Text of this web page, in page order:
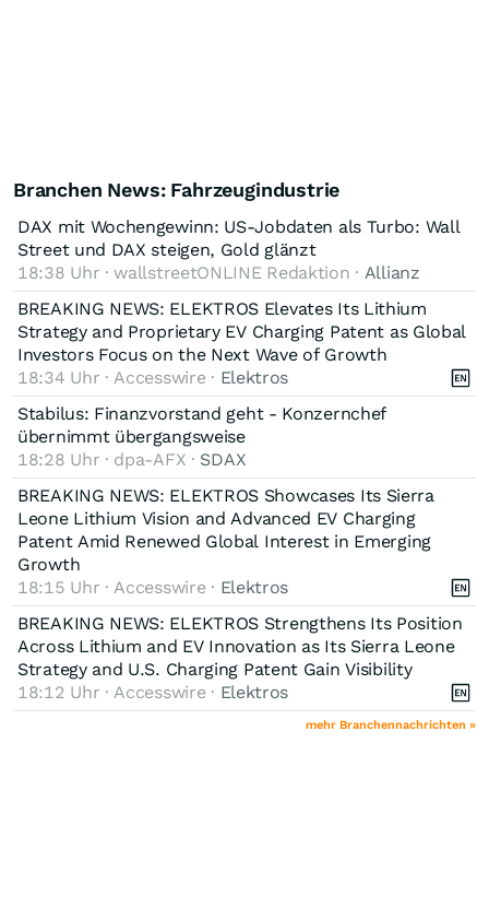
Branchen News: Fahrzeugindustrie
DAX mit Wochengewinn: US-Jobdaten als Turbo: Wall
Street und DAX steigen, Gold glänzt
18:38 Uhr · wallstreetONLINE Redaktion · Allianz
BREAKING NEWS: ELEKTROS Elevates Its Lithium
Strategy and Proprietary EV Charging Patent as Global
Investors Focus on the Next Wave of Growth
18:34 Uhr · Accesswire · Elektros
Stabilus: Finanzvorstand geht - Konzernchef
übernimmt übergangsweise
18:28 Uhr · dpa-AFX · SDAX
BREAKING NEWS: ELEKTROS Showcases Its Sierra
Leone Lithium Vision and Advanced EV Charging
Patent Amid Renewed Global Interest in Emerging
Growth
18:15 Uhr · Accesswire · Elektros
BREAKING NEWS: ELEKTROS Strengthens Its Position
Across Lithium and EV Innovation as Its Sierra Leone
Strategy and U.S. Charging Patent Gain Visibility
18:12 Uhr · Accesswire · Elektros
mehr Branchennachrichten »